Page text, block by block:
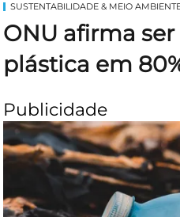
SUSTENTABILIDADE & MEIO
ONU afirma
plástica em
Publicidade